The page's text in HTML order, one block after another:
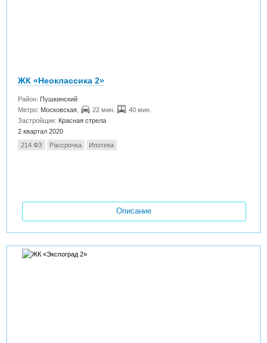
ЖК «Неоклассика 2»
Район: Пушкинский
Метро: Московская 22 мин.
40 мин.
Застройщик: Красная стрела
2 квартал 2020
214 ФЗ
Рассрочка Ипотека
Описание